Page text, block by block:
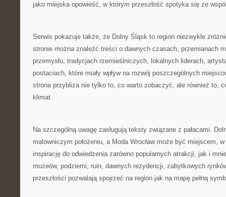
jako miejska opowieść, w którym przeszłość spotyka się ze
Serwis pokazuje także, że Dolny Śląsk to region niezwykle
stronie można znaleźć treści o dawnych czasach, przemianach
przemysłu, tradycjach rzemieślniczych, lokalnych liderach,
postaciach, które miały wpływ na rozwój poszczególnych
strona przybliża nie tylko to, co warto zobaczyć, ale również to,
klimat.
Na szczególną uwagę zasługują teksty związane z pałacami.
malowniczym położeniu, a Moda Wrocław może być miejscem,
inspirację do odwiedzenia zarówno popularnych atrakcji, jak i
muzeów, podziemi, ruin, dawnych rezydencji, zabytkowych
przeszłości pozwalają spojrzeć na region jak na mapę pełną